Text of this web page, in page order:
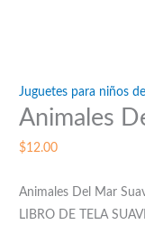
Juguetes para niños
Animales
$12.00
Animales Del Mar
LIBRO DE TELA